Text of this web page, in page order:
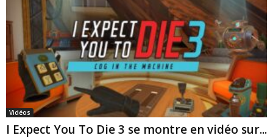
Vidéos
I Expect You To Die 3 se montre en vidéo sur...